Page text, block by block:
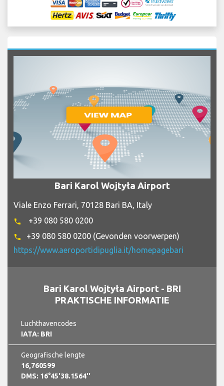
Bari Karol Wojtyła Airport
Viale Enzo Ferrari, 70128 Bari BA, Italy
phone +39 080 580 0200
phone
+39 080 580 0200 (Gevonden voorwerpen)
https://www.aeroportidipuglia.it/homepagebari
Bari Karol Wojtyła Airport - BRI
PRAKTISCHE INFORMATIE
Luchthavencodes
IATA: BRI
Geografische lengte
16,760599
DMS: 16°45'38.1564''